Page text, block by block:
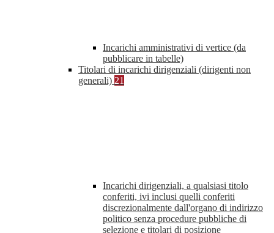
Incarichi amministrativi di vertice (da
pubblicare in tabelle)
Titolari di incarichi dirigenziali (dirigenti non
generali) 21
Incarichi dirigenziali, a qualsiasi titolo
conferiti, ivi inclusi quelli conferiti
discrezionalmente dall'organo di indirizzo
politico senza procedure pubbliche di
selezione e titolari di posizione